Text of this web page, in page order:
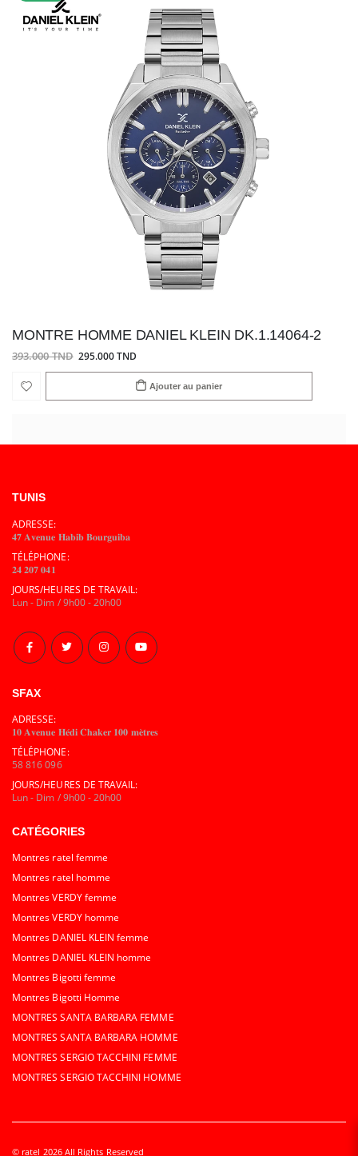
MONTRE HOMME DANIEL KLEIN DK.1.14064-2
393.000 TND 295.000 TND
Ajouter au panier
TUNIS
ADRESSE:
𝟒𝟕 𝐀𝐯𝐞𝐧𝐮𝐞 𝐇𝐚𝐛𝐢𝐛 𝐁𝐨𝐮𝐫𝐠𝐮𝐢𝐛𝐚
TÉLÉPHONE:
𝟐𝟒 𝟐𝟎𝟕 𝟎𝟒𝟏
JOURS/HEURES DE TRAVAIL:
Lun - Dim / 9h00 - 20h00
SFAX
ADRESSE:
𝟏𝟎 𝐀𝐯𝐞𝐧𝐮𝐞 𝐇𝐞́𝐝𝐢 𝐂𝐡𝐚𝐤𝐞𝐫 𝟏𝟎𝟎 𝐦𝐞̀𝐭𝐫𝐞𝐬
TÉLÉPHONE:
58 816 096
JOURS/HEURES DE TRAVAIL:
Lun - Dim / 9h00 - 20h00
CATÉGORIES
Montres ratel femme
Montres ratel homme
Montres VERDY femme
Montres VERDY homme
Montres DANIEL KLEIN femme
Montres DANIEL KLEIN homme
Montres Bigotti femme
Montres Bigotti Homme
MONTRES SANTA BARBARA FEMME
MONTRES SANTA BARBARA HOMME
MONTRES SERGIO TACCHINI FEMME
MONTRES SERGIO TACCHINI HOMME
© ratel 2026 All Rights Reserved